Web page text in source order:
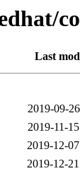
Last
2019-09-
2019-11-
2019-12-
2019-12-